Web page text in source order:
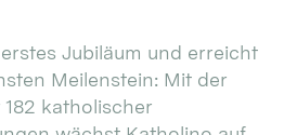
Jubiläum und erreicht
Meilenstein: Mit der
katholischer